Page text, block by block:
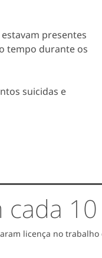
presentes
tempo durante os
suicidas e
cada 10
licença no trabalho